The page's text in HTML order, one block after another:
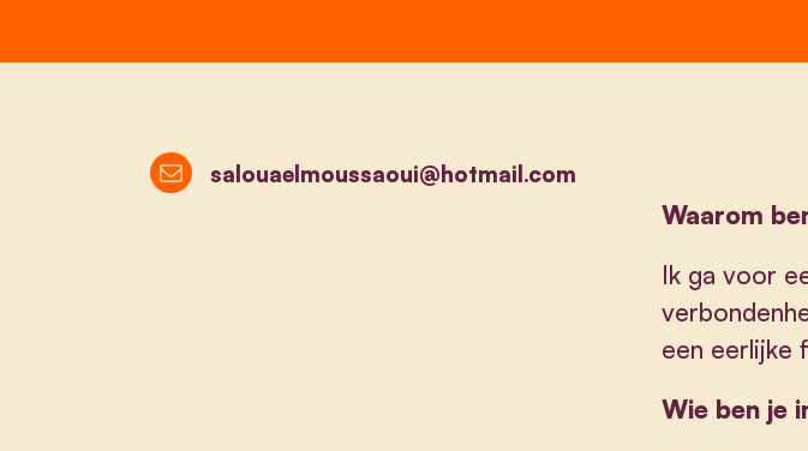
Waarom
Ik ga voor
een eerlijke
Wie ben je
salouaelmoussaoui@hotmail.com